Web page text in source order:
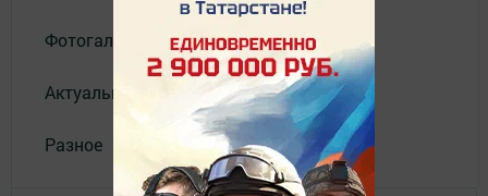
Фотогалереи
Актуальное видео
Разное